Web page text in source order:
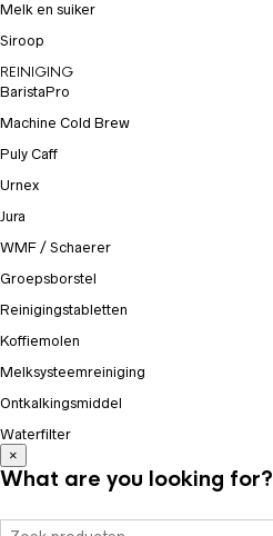
Melk en suiker
Siroop
REINIGING
BaristaPro
Machine Cold Brew
Puly Caff
Urnex
Jura
WMF / Schaerer
Groepsborstel
Reinigingstabletten
Koffiemolen
Melksysteemreiniging
Ontkalkingsmiddel
Waterfilter
×
What are you looking for?